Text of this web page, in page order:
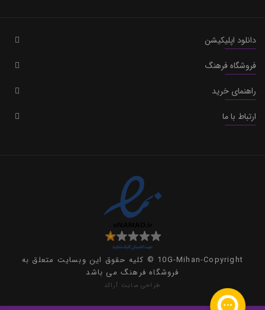
دانلود اپلیکیشن
فروشگاه فرهنگ
راهنمای خرید
ارتباط با ما
10G-Mihan-Copyright © کلیه حقوق این وبسایت متعلق به
فروشگاه فرهنگ می باشد
طراحی سایت آراکد